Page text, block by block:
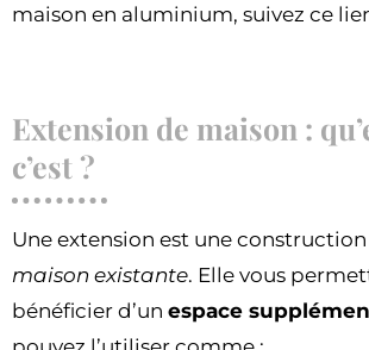
maison en aluminium, suivez ce
Extension de maison :
c’est ?
Une extension est une
maison existante. Elle vous
bénéficier d’un espace